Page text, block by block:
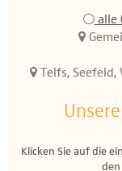
alle
Telfs,
Klicken Sie auf die
den